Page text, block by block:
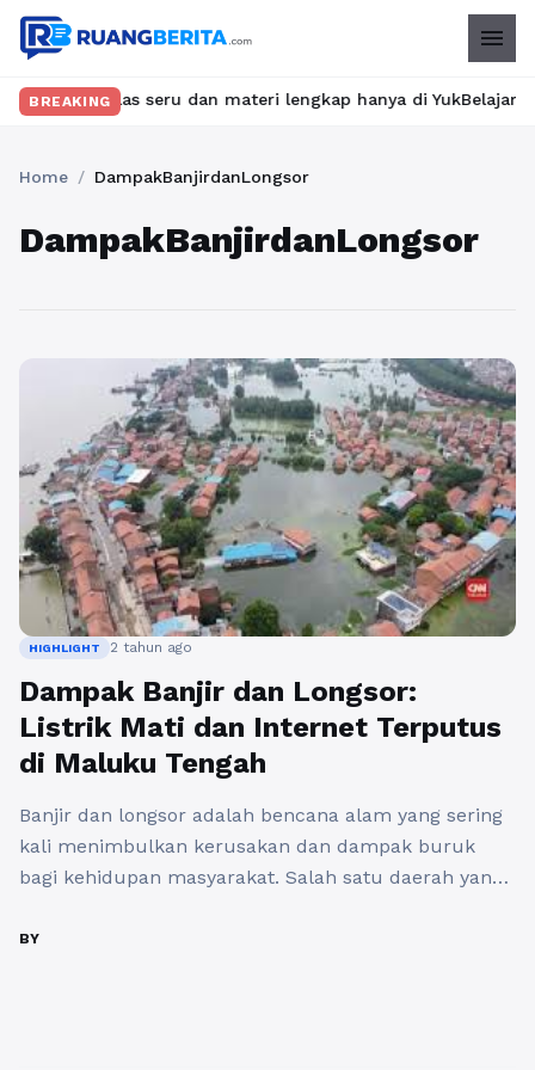
menu
BREAKING
kelas seru dan materi lengkap hanya di
Home / DampakBanjirdanLongsor
DampakBanjirdanLongsor
HIGHLIGHT 2 tahun ago
Dampak Banjir dan Longsor:
Listrik Mati dan Internet Terputus
di Maluku Tengah
Banjir dan longsor adalah bencana alam yang sering
kali menimbulkan kerusakan dan dampak buruk
bagi kehidupan masyarakat. Salah satu daerah yang
banjir dan longsor adalah Maluku Tengah. Bencana
BY